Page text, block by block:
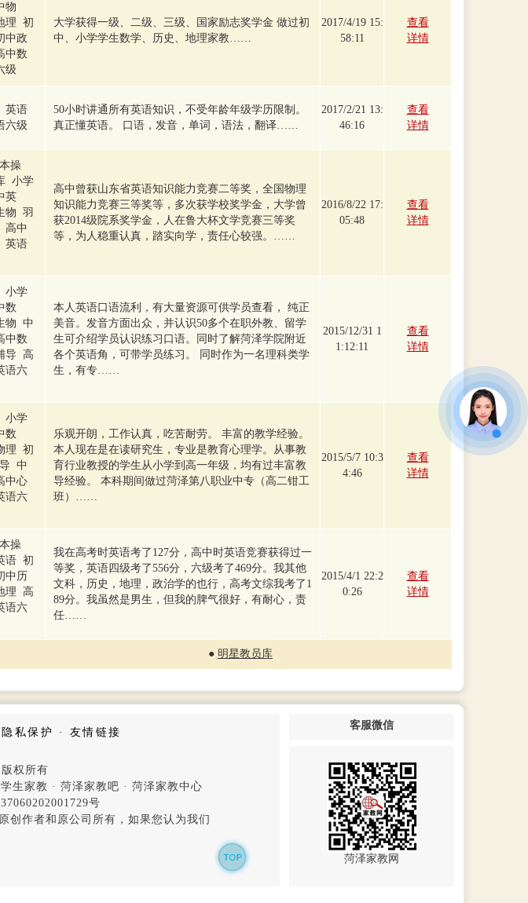
物
理 初
中政
中数
级
大学获得一级、二级、三级、国家励志奖学金 做过初
中、小学学生数学、历史、地理家教……
2017/4/19 15:
58:11
查看
详情
英语
六级
50小时讲通所有英语知识，不受年龄年级学历限制。
真正懂英语。 口语，发音，单词，语法，翻译……
2017/2/21 13:
46:16
查看
详情
操
小学
英
物 羽
高中
英语
高中曾获山东省英语知识能力竞赛二等奖，全国物理
知识能力竞赛三等奖等，多次获学校奖学金，大学曾
获2014级院系奖学金，人在鲁大杯文学竞赛三等奖
等，为人稳重认真，踏实向学，责任心较强。……
2016/8/22 17:
05:48
查看
详情
小学
数
物 中
中数
导 高
语六
本人英语口语流利，有大量资源可供学员查看， 纯正
美音。发音方面出众，并认识50多个在职外教、留学
生可介绍学员认识练习口语。同时了解菏泽学院附近
各个英语角，可带学员练习。 同时作为一名理科类学
生，有专……
2015/12/31 1
1:12:11
查看
详情
小学
数
理 初
中
中心
语六
乐观开朗，工作认真，吃苦耐劳。 丰富的教学经验。
本人现在是在读研究生，专业是教育心理学。从事教
育行业教授的学生从小学到高一年级，均有过丰富教
导经验。 本科期间做过菏泽第八职业中专（高二钳工
班）……
2015/5/7 10:3
4:46
查看
详情
操
语 初
中历
理 高
语六
我在高考时英语考了127分，高中时英语竞赛获得过一
等奖，英语四级考了556分，六级考了469分。我其他
文科，历史，地理，政治学的也行，高考文综我考了1
89分。我虽然是男生，但我的脾气很好，有耐心，责
任……
2015/4/1 22:2
0:26
查看
详情
● 明星教员库
隐私保护 · 友情链接
权所有
生家教 · 菏泽家教吧 · 菏泽家教中心
号
创作者和原公司所有，如果您认为我们
客服微信
菏泽家教网